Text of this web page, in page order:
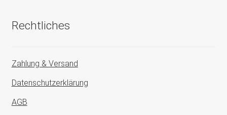
Rechtliches
Zahlung & Versand
Datenschutzerklärung
AGB